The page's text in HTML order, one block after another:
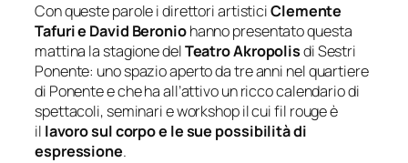
Con queste parole i direttori artisticiClemente
Tafuri e David Beroniohanno presentato questa
mattina la stagione delTeatro Akropolisdi Sestri
Ponente: uno spazio aperto da tre anni nel quartiere
di Ponente e che ha all’attivo un ricco calendario di
spettacoli, seminari e workshop il cuifil rougeè
il lavoro sul corpo e le sue possibilità di
espressione.